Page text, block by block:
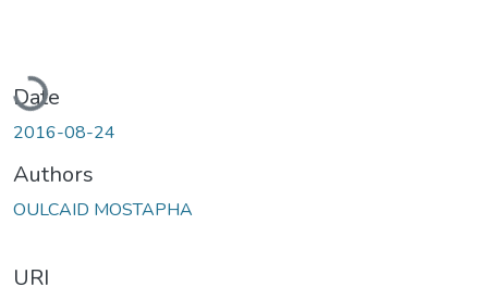
Date
2016-08-24
Authors
OULCAID MOSTAPHA
URI